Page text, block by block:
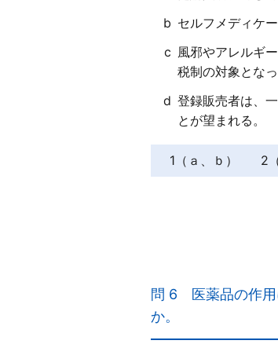
b セルフメディケ
c 風邪やアレルギ
税制の対象とな
d 登録販売者は、
とが望まれる。
1（ａ、ｂ） 2
関を受診して医師
セルフメディケー
問 6 医薬品の作
か。